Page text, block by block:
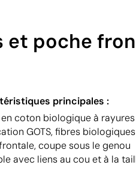
et poche
principales :
coton biologique à rayures
GOTS, fibres
coupe sous le genou
avec liens au cou et à la